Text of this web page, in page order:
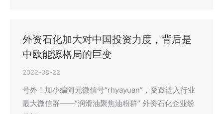
外资石化加大对中国投资力度，背后是
中欧能源格局的巨变
2022-08-22
号外！加小编阿元微信号“rhyayuan”，受邀进入行业
最大微信群——“润滑油聚焦油粉群” 外资石化企业纷